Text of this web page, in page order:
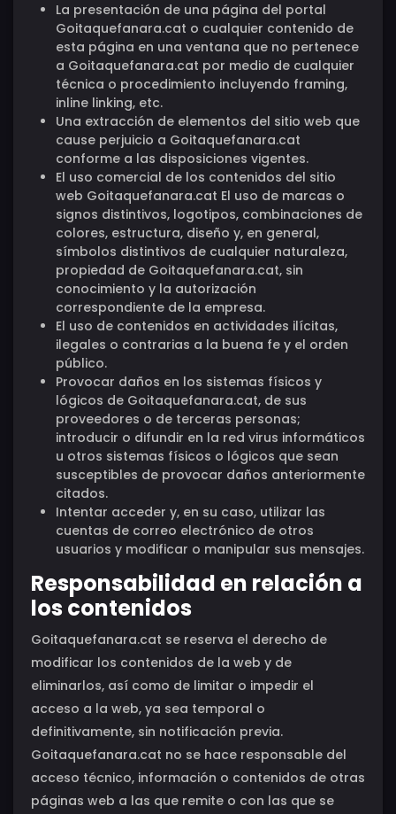
La presentación de una página del portal
Goitaquefanara.cat o cualquier contenido de
esta página en una ventana que no pertenece
a Goitaquefanara.cat por medio de cualquier
técnica o procedimiento incluyendo framing,
inline linking, etc.
Una extracción de elementos del sitio web que
cause perjuicio a Goitaquefanara.cat
conforme a las disposiciones vigentes.
El uso comercial de los contenidos del sitio
web Goitaquefanara.cat El uso de marcas o
signos distintivos, logotipos, combinaciones de
colores, estructura, diseño y, en general,
símbolos distintivos de cualquier naturaleza,
propiedad de Goitaquefanara.cat, sin
conocimiento y la autorización
correspondiente de la empresa.
El uso de contenidos en actividades ilícitas,
ilegales o contrarias a la buena fe y el orden
público.
Provocar daños en los sistemas físicos y
lógicos de Goitaquefanara.cat, de sus
proveedores o de terceras personas;
introducir o difundir en la red virus informáticos
u otros sistemas físicos o lógicos que sean
susceptibles de provocar daños anteriormente
citados.
Intentar acceder y, en su caso, utilizar las
cuentas de correo electrónico de otros
usuarios y modificar o manipular sus mensajes.
Responsabilidad en relación a
los contenidos
Goitaquefanara.cat se reserva el derecho de
modificar los contenidos de la web y de
eliminarlos, así como de limitar o impedir el
acceso a la web, ya sea temporal o
definitivamente, sin notificación previa.
Goitaquefanara.cat no se hace responsable del
acceso técnico, información o contenidos de otras
páginas web a las que remite o con las que se